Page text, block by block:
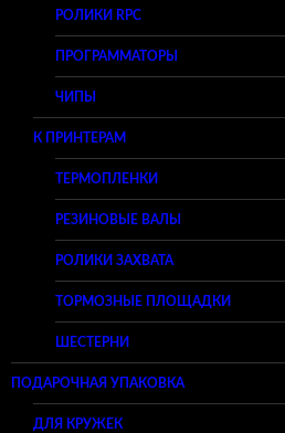
РОЛИКИ RPC
ПРОГРАММАТОРЫ
ЧИПЫ
К ПРИНТЕРАМ
ТЕРМОПЛЕНКИ
РЕЗИНОВЫЕ ВАЛЫ
РОЛИКИ ЗАХВАТА
ТОРМОЗНЫЕ ПЛОЩАДКИ
ШЕСТЕРНИ
ПОДАРОЧНАЯ УПАКОВКА
ДЛЯ КРУЖЕК